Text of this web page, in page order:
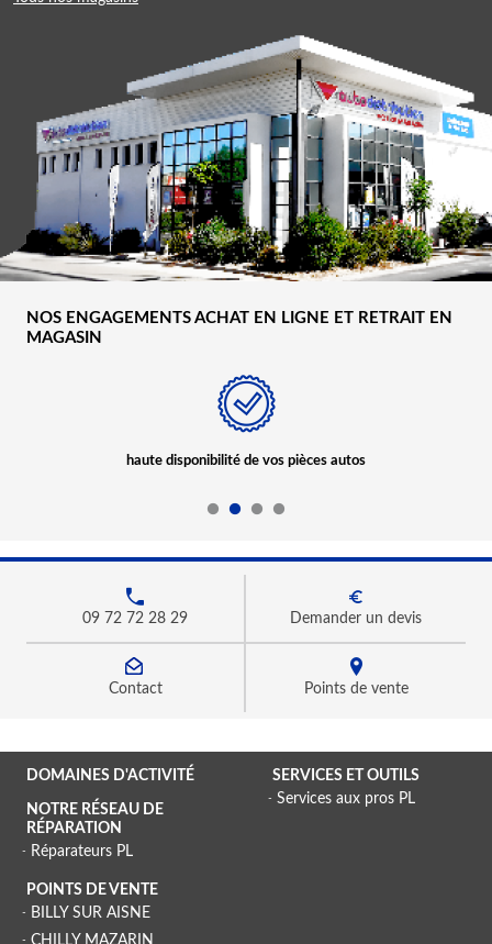
NOS ENGAGEMENTS ACHAT EN LIGNE ET RETRAIT EN
MAGASIN
haute disponibilité de vos pièces autos
09 72 72 28 29 Demander un devis
Contact Points de vente
DOMAINES D'ACTIVITÉ
NOTRE RÉSEAU DE
RÉPARATION
Réparateurs PL
SERVICES ET OUTILS
Services aux pros PL
POINTS DE VENTE
BILLY SUR AISNE